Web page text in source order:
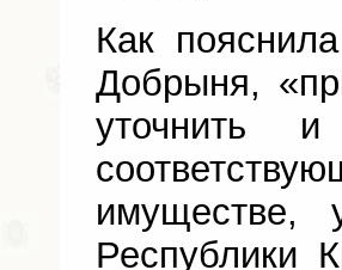
Как
Добрыня,
уточнить
имуществе,
Республики